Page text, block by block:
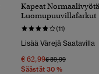
Kapeat
Luomupuuvillafarkut
(11)
Lisää Värejä Saatavilla
€ 62,99Hinta Alennettu
€ 89,99Hintaan
Säästät 30 %